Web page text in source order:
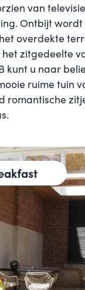
van
Ontbijt
overdekte
zitgedeelte
kunt u naar
ruime tuin
romantische